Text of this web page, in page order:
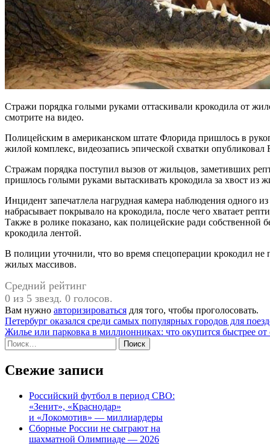
Стражи порядка голыми руками оттаскивали крокодила от
смотрите на видео.
Полицейским в американском штате Флорида пришлось в
жилой комплекс, видеозапись эпической схватки опубликовал
Стражам порядка поступил вызов от жильцов, заметивших
пришлось голыми руками вытаскивать крокодила за хвост из
Инцидент запечатлела нагрудная камера наблюдения одного
набрасывает покрывало на крокодила, после чего хватает
Также в ролике показано, как полицейские ради собственной
крокодила лентой.
В полиции уточнили, что во время спецоперации крокодил
жилых массивов.
Средний рейтинг
0 из 5 звезд. 0 голосов.
Вам нужно авторизироваться для того, чтобы проголосовать.
Навигация
по
записям
Петербург оказался среди самых популярных городов для
Жилье или парковка в миллионниках: что окупится быстрее от
Найти:
Свежие записи
Российский футбол в период СВО:
«Зенит», «Краснодар»
и «Локомотив» — миллиардеры
Сборные России не сыграют на
шахматной Олимпиаде — 2026